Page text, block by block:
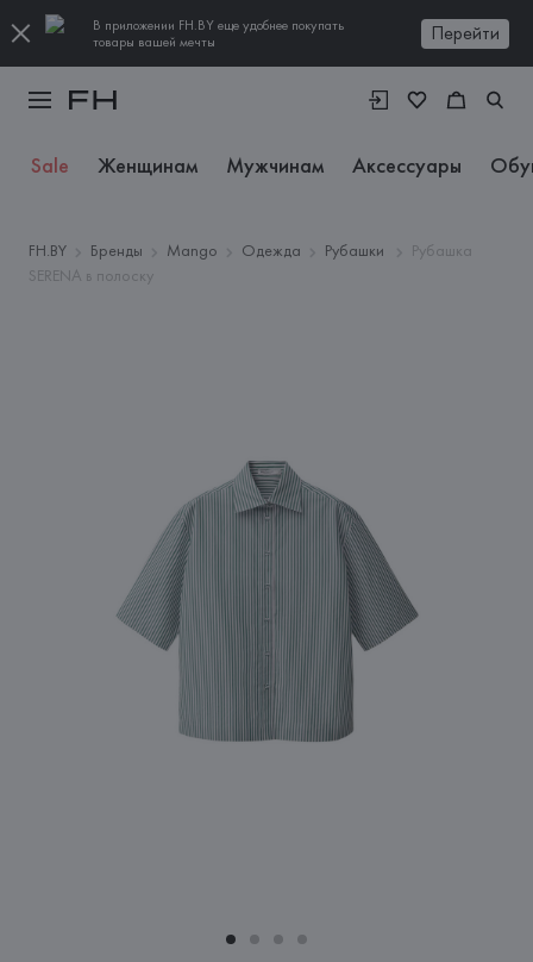
В приложении FH.BY еще удобнее покупать
товары вашей мечты
Перейти
Sale Женщинам Мужчинам Аксессуары
FH.BY Бренды Mango Одежда Рубашки
Рубашка
SERENA в полоску